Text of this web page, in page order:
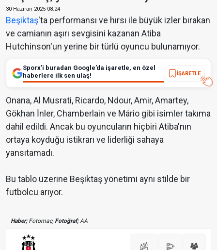
30 Haziran 2025 08:24
Beşiktaş'ta performansı ve hırsı ile büyük izler bırakan
ve camianın aşırı sevgisini kazanan Atiba
Hutchinson'un yerine bir türlü oyuncu bulunamıyor.
Sporx’i buradan Google’da işaretle, en özel
haberlere ilk sen ulaş!
İŞARETLE
Onana, Al Musrati, Ricardo, Ndour, Amir, Amartey,
Gökhan İnler, Chamberlain ve Mário gibi isimler takıma
dahil edildi. Ancak bu oyuncuların hiçbiri Atiba'nın
ortaya koyduğu istikrarı ve liderliği sahaya
yansıtamadı.
Bu tablo üzerine Beşiktaş yönetimi aynı stilde bir
futbolcu arıyor.
Haber;Fotomaç, Fotoğraf;AA